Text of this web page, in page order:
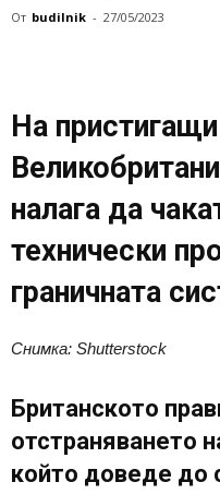
От budilnik - 27/05/2023
На
налага да
технически
граничната
Снимка: Shutterstock
Британското
отстраняването
който доведе до